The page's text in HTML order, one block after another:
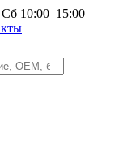
10:00–15:00